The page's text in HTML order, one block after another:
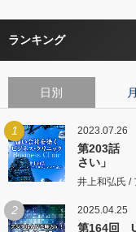
ランキング
日別
1 2023.07.26
第203話
さい」
井上和弘氏 /
2 2025.04.25
第164回